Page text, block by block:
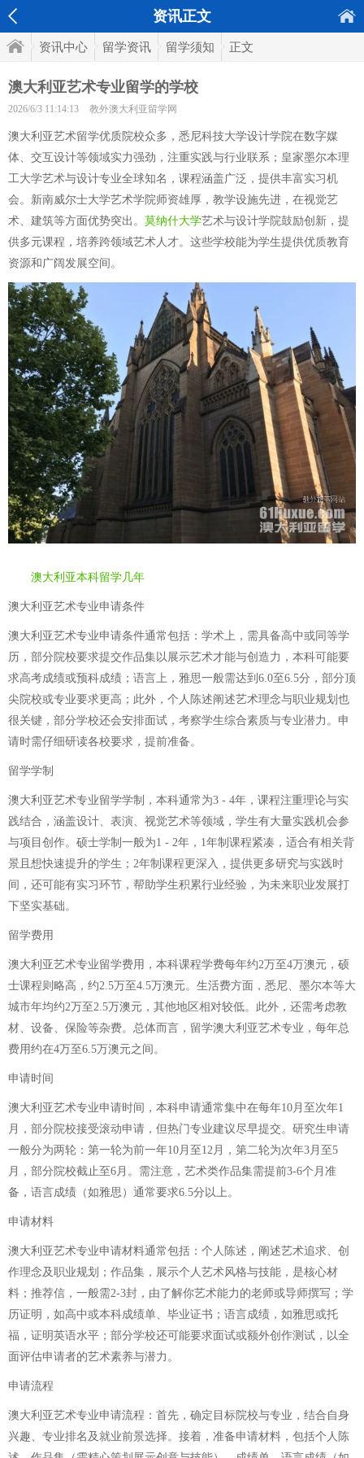
资讯正文
资讯中心 留学资讯 留学须知 正文
澳大利亚艺术专业留学的学校
2026/6/3 11:14:13 教外澳大利亚留学网
澳大利亚艺术留学优质院校众多，悉尼科技大学设计学院在数字媒
体、交互设计等领域实力强劲，注重实践与行业联系；皇家墨尔本理
工大学艺术与设计专业全球知名，课程涵盖广泛，提供丰富实习机
会。新南威尔士大学艺术学院师资雄厚，教学设施先进，在视觉艺
术、建筑等方面优势突出。 莫纳什大学艺术与设计学院鼓励创新，提
供多元课程，培养跨领域艺术人才。这些学校能为学生提供优质教育
资源和广阔发展空间。
澳大利亚本科留学几年
澳大利亚艺术专业申请条件
澳大利亚艺术专业申请条件通常包括：学术上，需具备高中或同等学
历，部分院校要求提交作品集以展示艺术才能与创造力，本科可能要
求高考成绩或预科成绩；语言上，雅思一般需达到6.0至6.5分，部分顶
尖院校或专业要求更高；此外，个人陈述阐述艺术理念与职业规划也
很关键，部分学校还会安排面试，考察学生综合素质与专业潜力。申
请时需仔细研读各校要求，提前准备。
留学学制
澳大利亚艺术专业留学学制，本科通常为3 - 4年，课程注重理论与实
践结合，涵盖设计、表演、视觉艺术等领域，学生有大量实践机会参
与项目创作。硕士学制一般为1 - 2年，1年制课程紧凑，适合有相关背
景且想快速提升的学生；2年制课程更深入，提供更多研究与实践时
间，还可能有实习环节，帮助学生积累行业经验，为未来职业发展打
下坚实基础。
留学费用
澳大利亚艺术专业留学费用，本科课程学费每年约2万至4万澳元，硕
士课程则略高，约2.5万至4.5万澳元。生活费方面，悉尼、墨尔本等大
城市年均约2万至2.5万澳元，其他地区相对较低。此外，还需考虑教
材、设备、保险等杂费。总体而言，留学澳大利亚艺术专业，每年总
费用约在4万至6.5万澳元之间。
申请时间
澳大利亚艺术专业申请时间，本科申请通常集中在每年10月至次年1
月，部分院校接受滚动申请，但热门专业建议尽早提交。研究生申请
一般分为两轮：第一轮为前一年10月至12月，第二轮为次年3月至5
月，部分院校截止至6月。需注意，艺术类作品集需提前3-6个月准
备，语言成绩（如雅思）通常要求6.5分以上。
申请材料
澳大利亚艺术专业申请材料通常包括：个人陈述，阐述艺术追求、创
作理念及职业规划；作品集，展示个人艺术风格与技能，是核心材
料；推荐信，一般需2-3封，由了解你艺术能力的老师或导师撰写；学
历证明，如高中或本科成绩单、毕业证书；语言成绩，如雅思或托
福，证明英语水平；部分学校还可能要求面试或额外创作测试，以全
面评估申请者的艺术素养与潜力。
申请流程
澳大利亚艺术专业申请流程：首先，确定目标院校与专业，结合自身
兴趣、专业排名及就业前景选择。接着，准备申请材料，包括个人陈